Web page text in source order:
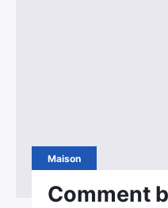
Maison
Comment